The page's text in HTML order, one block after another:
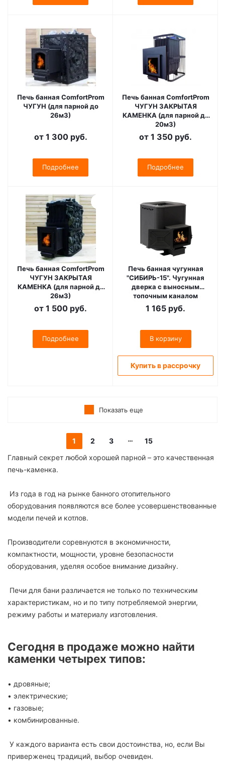
Печь банная ComfortProm
ЧУГУН (для парной до
26м3)
от 1 300 руб.
Подробнее
Печь банная ComfortProm
ЧУГУН ЗАКРЫТАЯ
КАМЕНКА (для парной до
20м3)
от 1 350 руб.
Подробнее
Печь банная ComfortProm
ЧУГУН ЗАКРЫТАЯ
КАМЕНКА (для парной до
26м3)
от 1 500 руб.
Подробнее
Печь банная чугунная
"СИБИРЬ-15". Чугунная
дверка с выносным
топочным каналом
(Конвекционная)
1 165 руб.
В корзину
Купить в рассрочку
Показать еще
1 2 3
15
Главный секрет любой хорошей парной – это качественная
печь-каменка.
Из года в год на рынке банного отопительного
оборудования появляются все более усовершенствованные
модели печей и котлов.
Производители соревнуются в экономичности,
компактности, мощности, уровне безопасности
оборудования, уделяя особое внимание дизайну.
Печи для бани различается не только по техническим
характеристикам, но и по типу потребляемой энергии,
режиму работы и материалу изготовления.
Сегодня в продаже можно найти
каменки четырех типов:
• дровяные;
• электрические;
• газовые;
• комбинированные.
У каждого варианта есть свои достоинства, но, если Вы
приверженец традиций, выбор очевиден.